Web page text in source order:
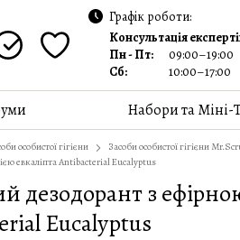
Графік роботи:
Консультація
Пн - Пт:
09:00–19:00
Сб:
10:00–17:00
Набори та Міні-
особистої гігієни
Засоби особистої гігієни
евкаліпта Antibacterial Eucalyptus
дезодорант з
Eucalyptus